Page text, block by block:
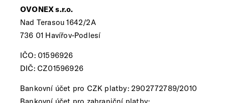
OVONEX s.r.o.
Nad Terasou 1642/2A
736 01 Havířov-Podlesí
IČO: 01596926
DIČ: CZ01596926
Bankovní účet pro CZK platby: 2902772789/2010